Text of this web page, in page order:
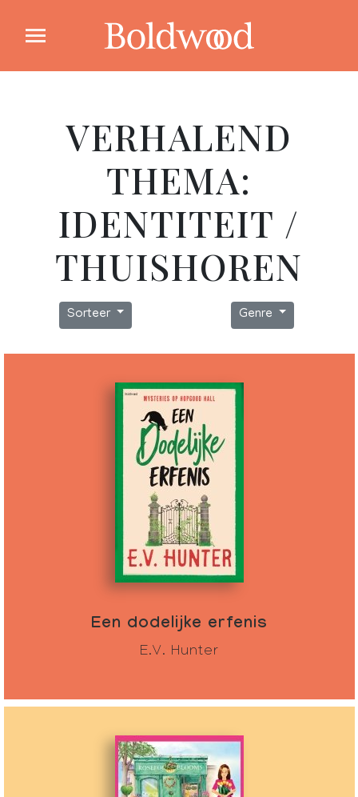
VERHALEND
THEMA:
IDENTITEIT /
THUISHOREN
Sorteer Genre
Een dodelijke erfenis
E.V. Hunter